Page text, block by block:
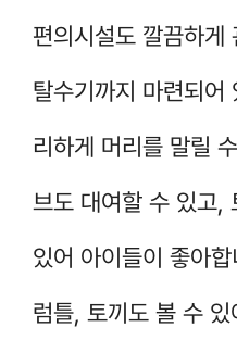
편의시설도 깔끔하게
탈수기까지 마련되어
리하게 머리를 말릴
브도 대여할 수 있고,
있어 아이들이 좋아
럼틀, 토끼도 볼 수 있